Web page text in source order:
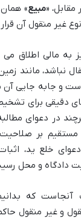
«مبیع»
غیر منقول آن
به مالی اطلاق
نباشد، مانند
و جابه جایی
دقیقی برای
در دعوای
بر صلاحیت
خلع ید،
دادگاه و محل
که
و غیر منقول